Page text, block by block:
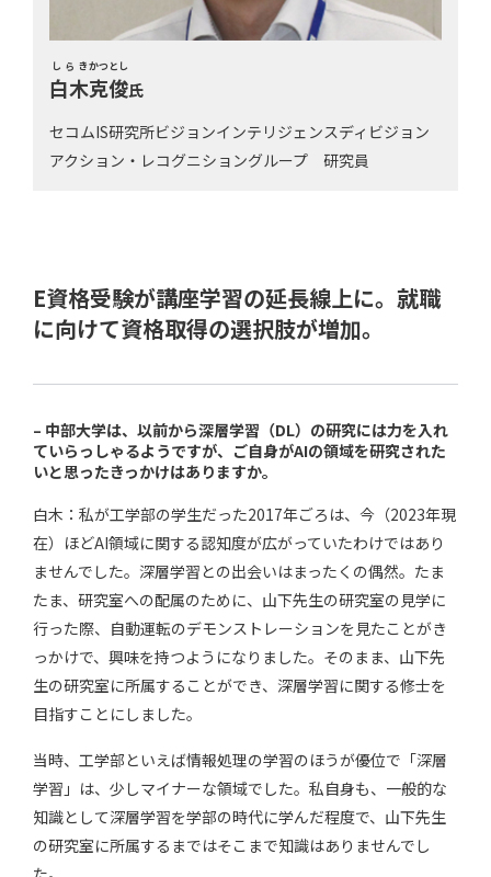
白木
しらき
克俊
かつとし
氏
セコムIS研究所ビジョンインテリジェンスディビジョン
アクション・レコグニショングループ 研究員
E資格受験が講座学習の延長線上に。就職
に向けて資格取得の選択肢が増加。
– 中部大学は、以前から深層学習（DL）の研究には力を入れ
ていらっしゃるようですが、ご自身がAIの領域を研究された
いと思ったきっかけはありますか。
白木：私が工学部の学生だった2017年ごろは、今（2023年現
在）ほどAI領域に関する認知度が広がっていたわけではあり
ませんでした。深層学習との出会いはまったくの偶然。たま
たま、研究室への配属のために、山下先生の研究室の見学に
行った際、自動運転のデモンストレーションを見たことがき
っかけで、興味を持つようになりました。そのまま、山下先
生の研究室に所属することができ、深層学習に関する修士を
目指すことにしました。
当時、工学部といえば情報処理の学習のほうが優位で「深層
学習」は、少しマイナーな領域でした。私自身も、一般的な
知識として深層学習を学部の時代に学んだ程度で、山下先生
の研究室に所属するまではそこまで知識はありませんでし